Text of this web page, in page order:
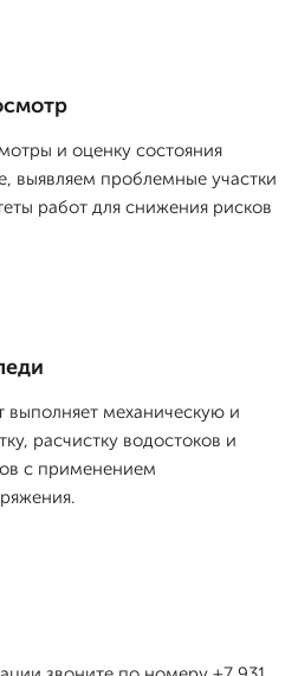
и оценку состояния
выявляем проблемные участки
работ для снижения рисков
механическую и
расчистку водостоков и
с применением